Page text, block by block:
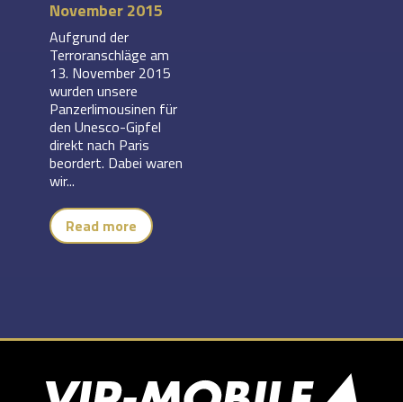
November 2015
Aufgrund der
Terroranschläge am
13. November 2015
wurden unsere
Panzerlimousinen für
den Unesco-Gipfel
direkt nach Paris
beordert. Dabei waren
wir...
Read more